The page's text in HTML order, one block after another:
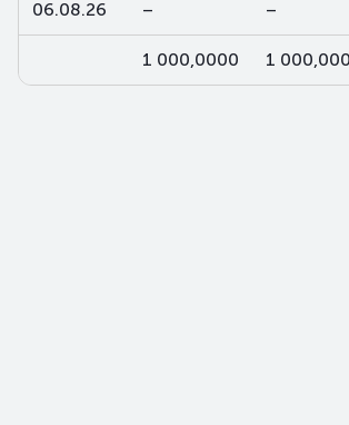
06.08.26 – –
1 000,0000 1